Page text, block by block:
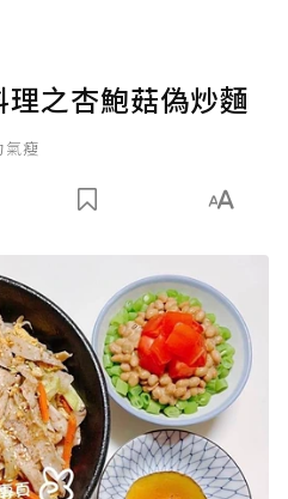
之杏鮑菇偽炒麵
氣瘦